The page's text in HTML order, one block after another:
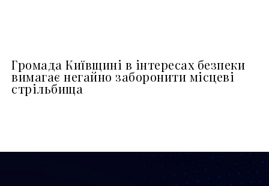
Громада Київщині в інтересах безпеки
вимагає негайно заборонити місцеві
стрільбища